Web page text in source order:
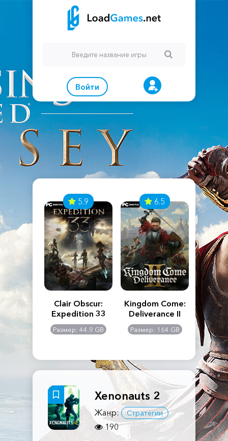
Войти
Creed
5.9
Clair Obscur:
Expedition 33
Размер: 44.9 GB
6.5
Kingdom Come:
Deliverance II
Размер: 164 GB
The
Xenonauts 2
Жанр: Стратегии
190